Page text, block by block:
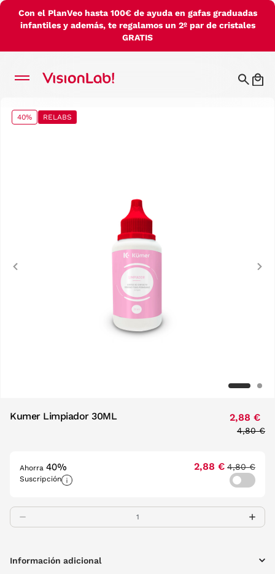
Con el PlanVeo hasta 100€ de ayuda en gafas graduadas
infantiles y además, te regalamos un 2º par de cristales
GRATIS
40% RELABS
Previous
Kumer Limpiador 30ML 2,88 €
Price
4,80 €
Ahorra 40% 2,88 € 4,80 €
Suscripción
Información adicional